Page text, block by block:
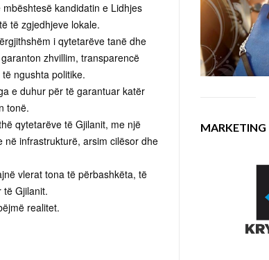
kandidatin e Lidhjes
të zgjedhjeve lokale.
i qytetarëve tanë dhe
zhvillim, transparencë
ngushta politike.
e duhur për të garantuar katër
tonë.
qytetarëve të Gjilanit, me një
në infrastrukturë, arsim cilësor dhe
vlerat tona të përbashkëta, të
të Gjilanit.
realitet.
MARKETING